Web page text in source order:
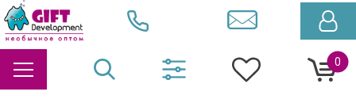
0